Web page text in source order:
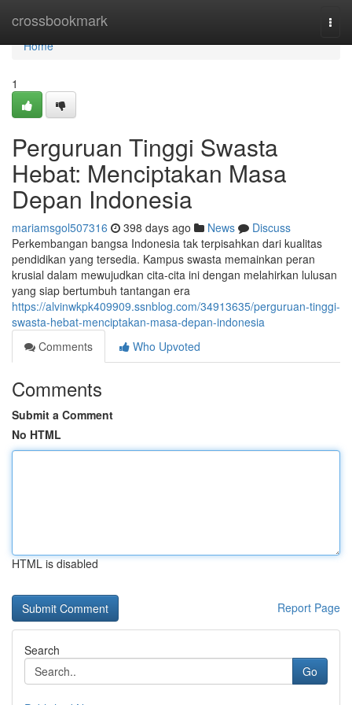
crossbookmark
Home
Home
1
Perguruan Tinggi Swasta
Hebat: Menciptakan Masa
Depan Indonesia
mariamsgol507316 398 days ago News
Discuss
Perkembangan bangsa Indonesia tak terpisahkan dari kualitas
pendidikan yang tersedia. Kampus swasta memainkan peran
krusial dalam mewujudkan cita-cita ini dengan melahirkan lulusan
yang siap bertumbuh tantangan era
https://alvinwkpk409909.ssnblog.com/34913635/perguruan-tinggi-
swasta-hebat-menciptakan-masa-depan-indonesia
Comments
Who Upvoted
Comments
Submit a Comment
No HTML
HTML is disabled
Report Page
Search
Go